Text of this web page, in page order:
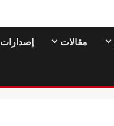
مقالات إصدارات